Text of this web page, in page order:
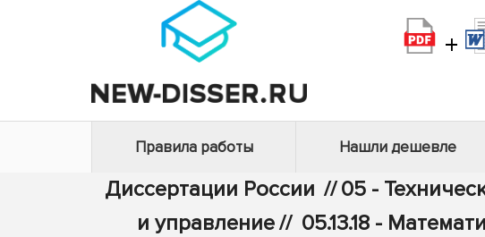
+
Правила работы Нашли дешевле
Диссертации России // 05 -
и управление// 05.13.18 -